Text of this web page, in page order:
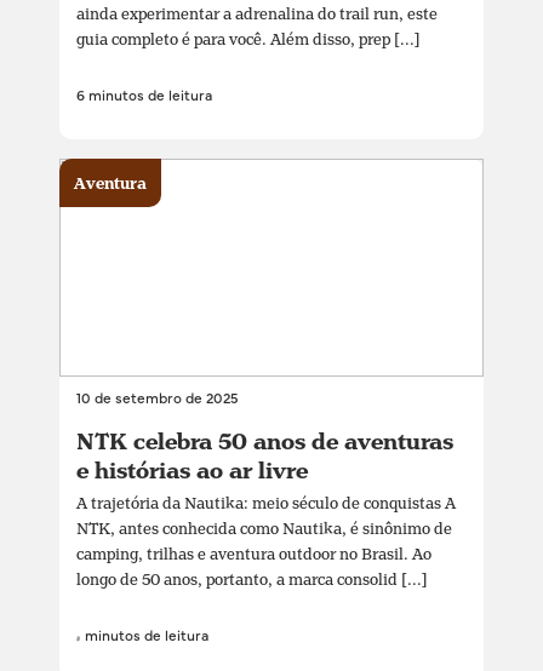
ainda experimentar a adrenalina do trail run, este
guia completo é para você. Além disso, prep [...]
6 minutos de leitura
10 de setembro de 2025
NTK celebra 50 anos de aventuras
e histórias ao ar livre
A trajetória da Nautika: meio século de conquistas A
NTK, antes conhecida como Nautika, é sinônimo de
camping, trilhas e aventura outdoor no Brasil. Ao
longo de 50 anos, portanto, a marca consolid [...]
4 minutos de leitura
Aventura